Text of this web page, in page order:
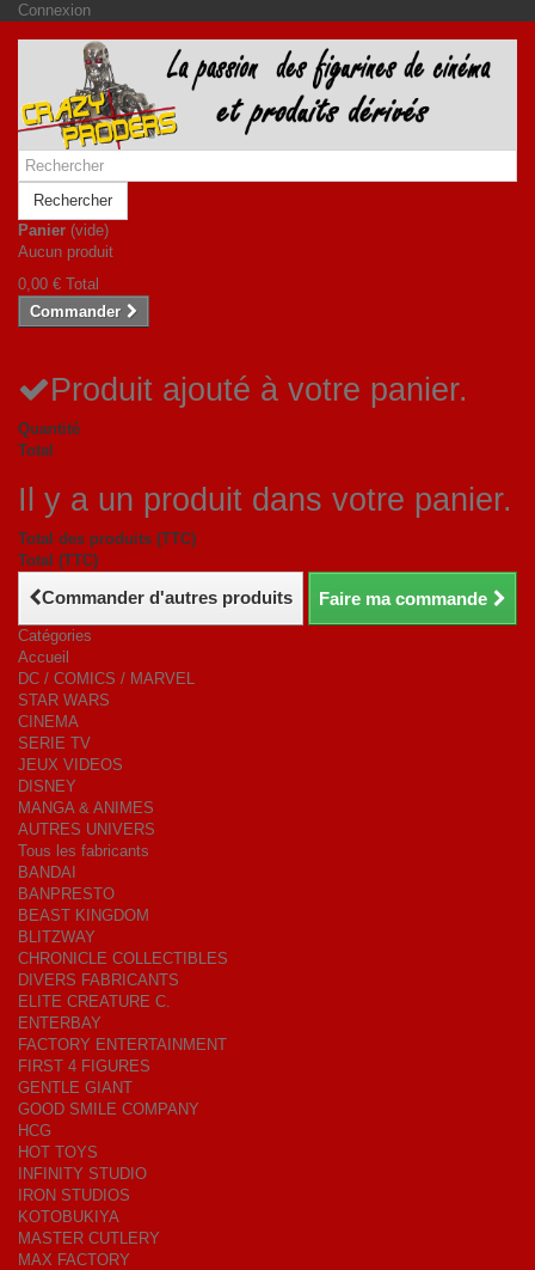
Connexion
Rechercher
Panier (vide)
Aucun produit
0,00 € Total
Commander
Produit ajouté à votre panier.
Quantité
Total
Il y a un produit dans votre panier.
Total des produits (TTC)
Total (TTC)
Commander d'autres produits Faire ma commande
Catégories
Accueil
DC / COMICS / MARVEL
STAR WARS
CINEMA
SERIE TV
JEUX VIDEOS
DISNEY
MANGA & ANIMES
AUTRES UNIVERS
Tous les fabricants
BANDAI
BANPRESTO
BEAST KINGDOM
BLITZWAY
CHRONICLE COLLECTIBLES
DIVERS FABRICANTS
ELITE CREATURE C.
ENTERBAY
FACTORY ENTERTAINMENT
FIRST 4 FIGURES
GENTLE GIANT
GOOD SMILE COMPANY
HCG
HOT TOYS
INFINITY STUDIO
IRON STUDIOS
KOTOBUKIYA
MASTER CUTLERY
MAX FACTORY